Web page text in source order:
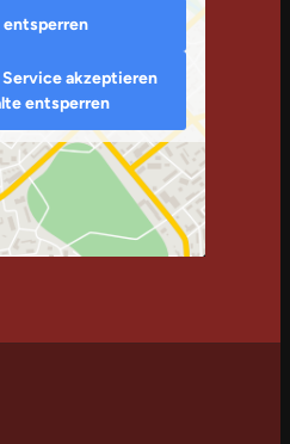
entsperren
akzeptieren
entsperren